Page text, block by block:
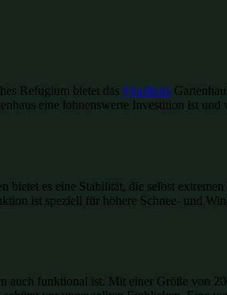
Refugium bietet das Fjordholz
eine lohnenswerte Investition ist und
es eine Stabilität, die selbst
ist speziell für höhere Schnee- und
auch funktional ist. Mit einer Größe von